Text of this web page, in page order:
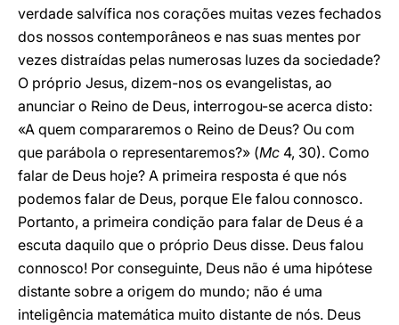
verdade salvífica nos corações muitas vezes fechados
dos nossos contemporâneos e nas suas mentes por
vezes distraídas pelas numerosas luzes da sociedade?
O próprio Jesus, dizem-nos os evangelistas, ao
anunciar o Reino de Deus, interrogou-se acerca disto:
«A quem compararemos o Reino de Deus? Ou com
que parábola o representaremos?» (Mc 4, 30). Como
falar de Deus hoje? A primeira resposta é que nós
podemos falar de Deus, porque Ele falou connosco.
Portanto, a primeira condição para falar de Deus é a
escuta daquilo que o próprio Deus disse. Deus falou
connosco! Por conseguinte, Deus não é uma hipótese
distante sobre a origem do mundo; não é uma
inteligência matemática muito distante de nós. Deus